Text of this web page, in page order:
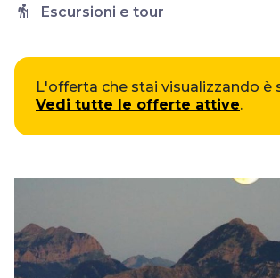
hiking Escursioni e tour
L'offerta che stai visualizzando è
Vedi tutte le offerte attive.